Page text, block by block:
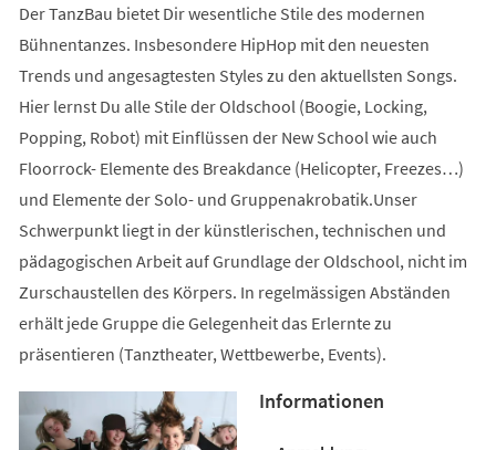
Der TanzBau bietet Dir wesentliche Stile des modernen
Bühnentanzes. Insbesondere HipHop mit den neuesten
Trends und angesagtesten Styles zu den aktuellsten Songs.
Hier lernst Du alle Stile der Oldschool (Boogie, Locking,
Popping, Robot) mit Einflüssen der New School wie auch
Floorrock- Elemente des Breakdance (Helicopter, Freezes…)
und Elemente der Solo- und Gruppenakrobatik.Unser
Schwerpunkt liegt in der künstlerischen, technischen und
pädagogischen Arbeit auf Grundlage der Oldschool, nicht im
Zurschaustellen des Körpers. In regelmässigen Abständen
erhält jede Gruppe die Gelegenheit das Erlernte zu
präsentieren (Tanztheater, Wettbewerbe, Events).
Informationen